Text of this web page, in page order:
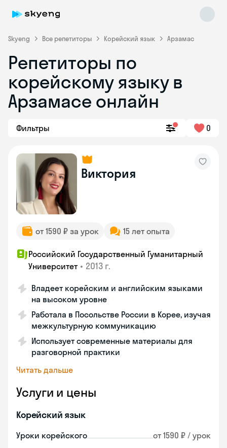
Skyeng Все репетиторы Корейский язык Арзамас
Репетиторы по
корейскому языку в
Арзамасе онлайн
Фильтры 0
Виктория
от 1590 ₽ за урок 15 лет опыта
Российский Государственный Гуманитарный
Университет • 2013 г.
Владеет корейским и английским языками
на высоком уровне
Работала в Посольстве России в Корее, изучая
межкультурную коммуникацию
Использует современные материалы для
разговорной практики
Читать дальше
Услуги и цены
Корейский язык
Уроки корейского от 1590 ₽ / урок
Skyeng Chat